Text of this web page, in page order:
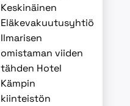
Keskinäinen
Eläkevakuutusyhtiö
Ilmarisen
omistaman viiden
tähden Hotel
Kämpin
kiinteistön